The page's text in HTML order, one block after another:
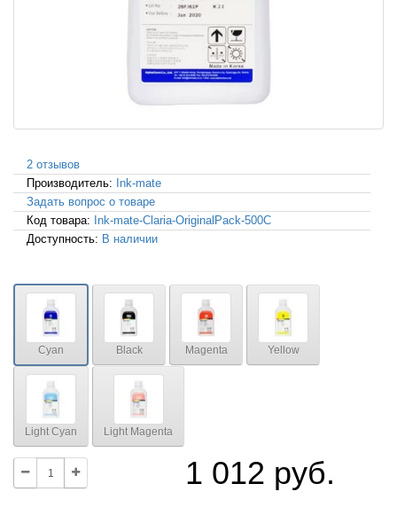
2 отзывов
Производитель: Ink-mate
Задать вопрос о товаре
Код товара: Ink-mate-Claria-OriginalPack-500C
Доступность: В наличии
Cyan Black Magenta Yellow
Light Cyan Light Magenta
1 012 руб.